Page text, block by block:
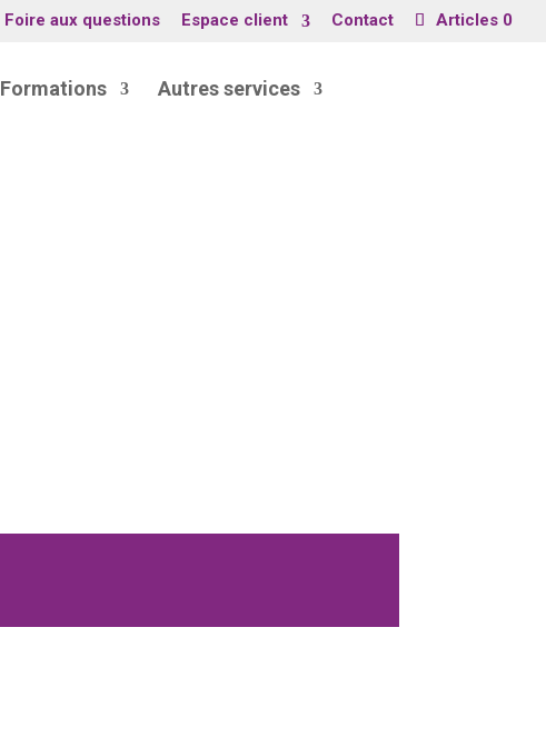
Foire aux questions Espace client Contact Articles 0
Formations Autres services